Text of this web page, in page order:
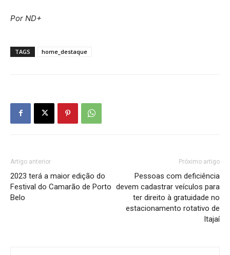
Por ND+
TAGS home_destaque
Artigo anterior
2023 terá a maior edição do
Festival do Camarão de Porto
Belo
Próximo artigo
Pessoas com deficiência
devem cadastrar veículos para
ter direito à gratuidade no
estacionamento rotativo de
Itajaí